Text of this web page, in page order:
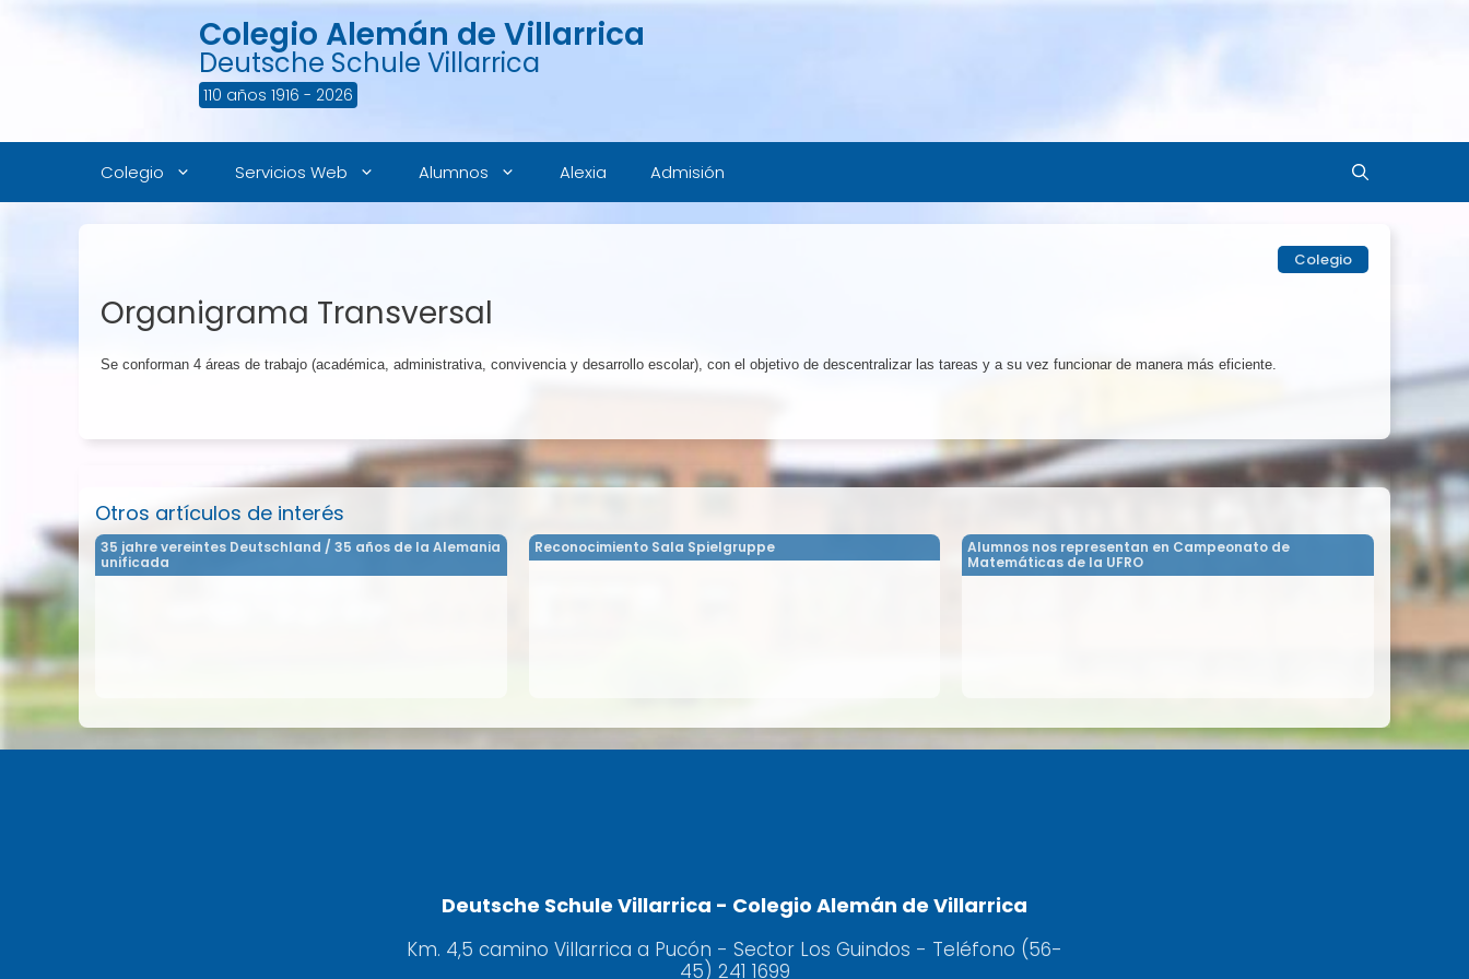
Colegio Alemán de Villarrica
Deutsche Schule Villarrica
110 años 1916 - 2026
Colegio Servicios Web Alumnos Alexia Admisión
Colegio
Organigrama Transversal
Se conforman 4 áreas de trabajo (académica, administrativa, convivencia y desarrollo escolar), con el objetivo de descentralizar las tareas y a su vez funcionar de manera más eficiente.
Otros artículos de interés
35 jahre vereintes Deutschland / 35 años de la Alemania
unificada
Reconocimiento Sala Spielgruppe
Alumnos nos representan en Campeonato de
Matemáticas de la UFRO
Deutsche Schule Villarrica - Colegio Alemán de Villarrica
Km. 4,5 camino Villarrica a Pucón - Sector Los Guindos - Teléfono (56-
45) 241 1699